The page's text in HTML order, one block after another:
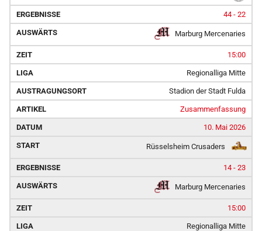
44 - 22
Marburg Mercenaries
15:00
Regionalliga Mitte
Stadion der Stadt Fulda
Zusammenfassung
10. Mai 2026
Rüsselsheim Crusaders
14 - 23
Marburg Mercenaries
15:00
Regionalliga Mitte